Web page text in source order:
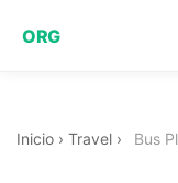
ORG
Inicio › Travel › Bus